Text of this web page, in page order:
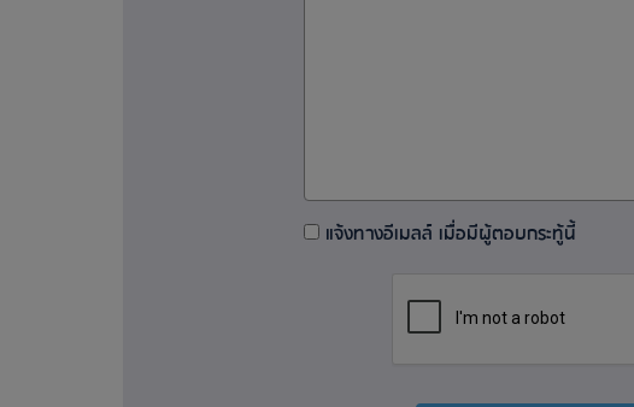
แจ้งทางอีเมลล์ เมื่อมีผู้ตอบกระทู้นี้